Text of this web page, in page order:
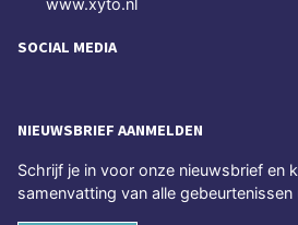
www.xyto.nl
SOCIAL MEDIA
NIEUWSBRIEF AANMELDEN
Schrijf je in voor onze nieuwsbrief en
samenvatting van alle